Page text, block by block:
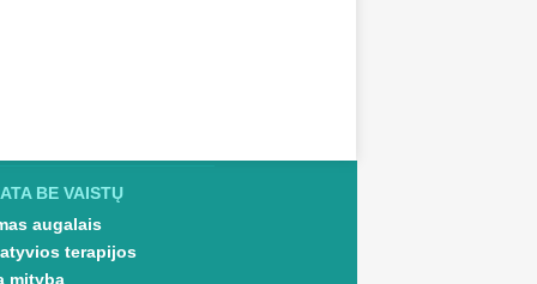
BE VAISTŲ
augalais
terapijos
mityba